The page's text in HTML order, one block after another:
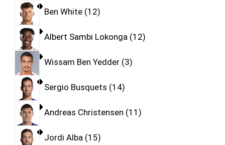
Ben White 12
Albert Sambi Lokonga 12
Wissam Ben Yedder 3
Sergio Busquets 14
Andreas Christensen 11
Jordi Alba 15